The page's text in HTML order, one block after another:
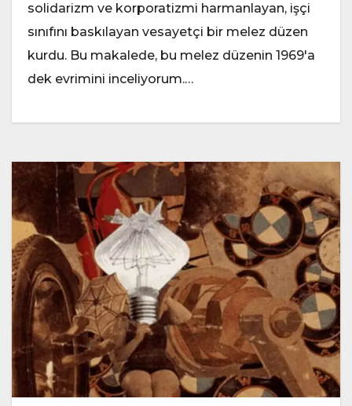
solidarizm ve korporatizmi harmanlayan, işçi
sınıfını baskılayan vesayetçi bir melez düzen
kurdu. Bu makalede, bu melez düzenin 1969'a
dek evrimini inceliyorum.…